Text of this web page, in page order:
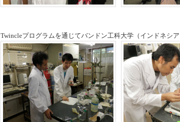
Twincleプログラムを通じてバンドン工科大学（インドネシ